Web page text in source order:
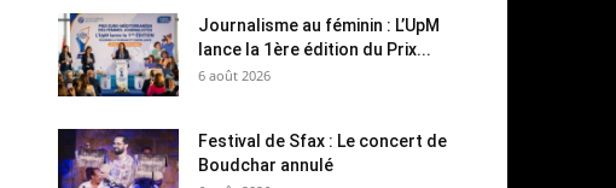
Journalisme au féminin : L’UpM
lance la 1ère édition du Prix...
6 août 2026
Festival de Sfax : Le concert de
Boudchar annulé